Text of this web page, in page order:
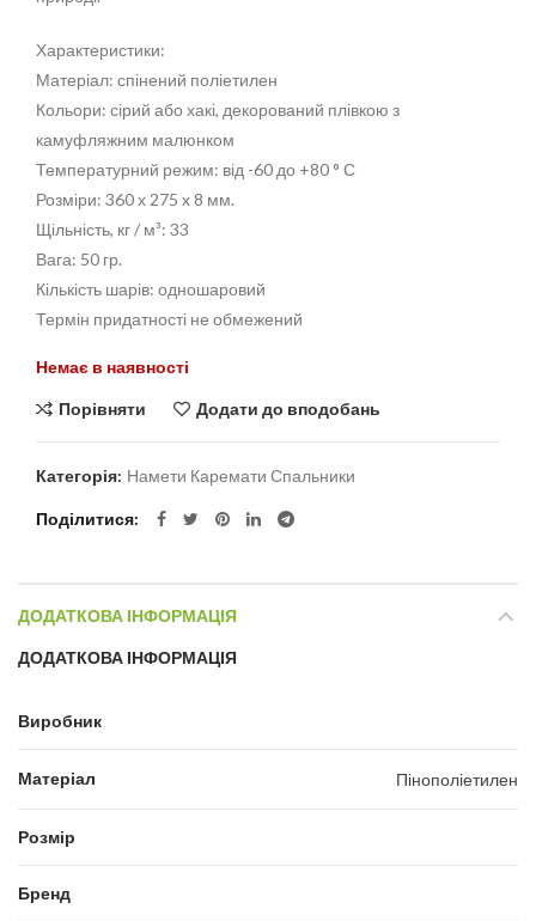
Характеристики:
Матеріал: спінений поліетилен
Кольори: сірий або хакі, декорований плівкою з
камуфляжним малюнком
Температурний режим: від -60 до +80 ° С
Розміри: 360 х 275 x 8 мм.
Щільність, кг / м³: 33
Вага: 50 гр.
Кількість шарів: одношаровий
Термін придатності не обмежений
Немає в наявності
Порівняти Додати до вподобань
Категорія: Намети Каремати Спальники
Поділитися
ДОДАТКОВА ІНФОРМАЦІЯ
ДОДАТКОВА ІНФОРМАЦІЯ
Виробник
Матеріал Пінополіетилен
Розмір
Бренд